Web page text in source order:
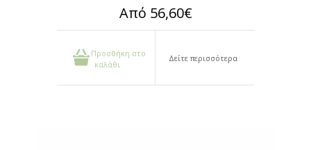
Από 56,60€
Προσθήκη στο
καλάθι
Δείτε περισσότερα